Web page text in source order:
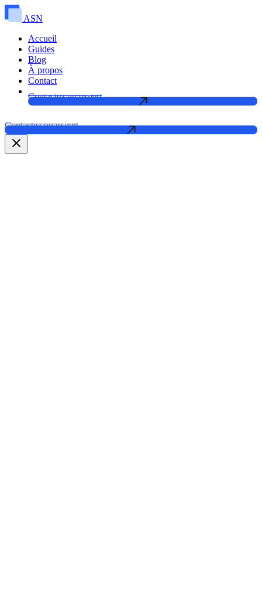
ASN
Accueil
Guides
Blog
À propos
Contact
Contactez un expert
Contactez un expert